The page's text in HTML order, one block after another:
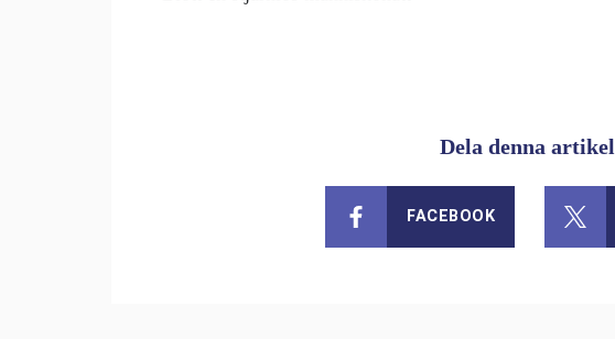
Dela denna artikel
FACEBOOK